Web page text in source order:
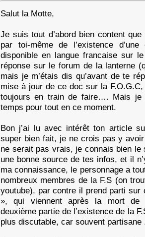
Salut la Motte,
Je suis tout d’abord bien content
par toi-même de l’existence
disponible en langue francaise sur
réponse sur le forum de la lanterne
mais je m’étais dis qu’avant de te
mise à jour de ce doc sur la
toujours en train de faire…. Mais je
temps pour tout en ce moment.
Bon j’ai lu avec intérêt ton article
super bien fait, je ne crois pas y
ne serait pas vrais, je connais bien le
une bonne source de tes infos, et il
ma connaissance, le personnage a
nombreux membres de la F.S (on
youtube), par contre il prend parti sur
», qui viennent après la mort de
deuxième partie de l’existence de la
plus discutable, car souvent partisane